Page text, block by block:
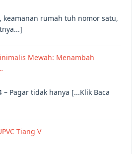
keamanan rumah tuh nomor satu,
Mewah: Menambah
– Pagar tidak hanya [...Klik Baca
Tiang V